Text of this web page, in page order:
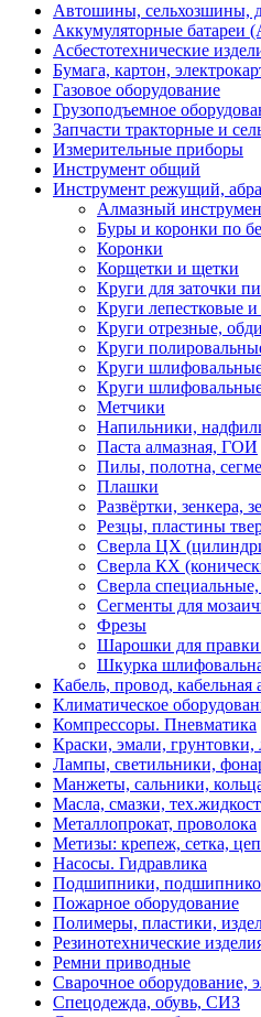
Автошины, сельхозшины,
Аккумуляторные батареи
Асбестотехнические
Бумага, картон,
Газовое оборудование
Грузоподъемное
Запчасти тракторные и
Измерительные приборы
Инструмент общий
Инструмент режущий,
Алмазный
Буры и коронки по
Коронки
Корщетки и щетки
Круги для заточки
Круги лепестковые
Круги отрезные,
Круги
Круги
Круги
Метчики
Напильники,
Паста алмазная, ГОИ
Пилы, полотна,
Плашки
Развёртки, зенкера,
Резцы, пластины
Сверлa ЦХ
Сверла КХ
Сверла
Сегменты для
Фрезы
Шарошки для правки
Шкурка
Кабель, провод, кабельная
Климатическое
Компрессоры. Пневматика
Краски, эмали, грунтовки,
Лампы, светильники,
Манжеты, сальники,
Масла, смазки,
Металлопрокат, проволока
Метизы: крепеж, сетка,
Насосы. Гидравлика
Подшипники,
Пожарное оборудование
Полимеры, пластики,
Резинотехнические
Ремни приводные
Сварочное оборудование,
Спецодежда, обувь, СИЗ